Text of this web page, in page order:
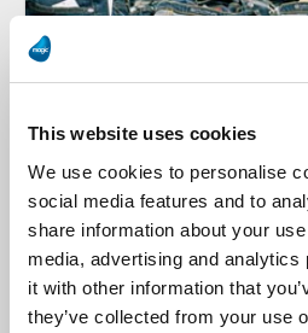
This website uses cookies
We use cookies to personalise
social media features and to
share information about your
media, advertising and
it with other information that
they’ve collected from your use
AG Jeans améliore son
avec Magic xpi